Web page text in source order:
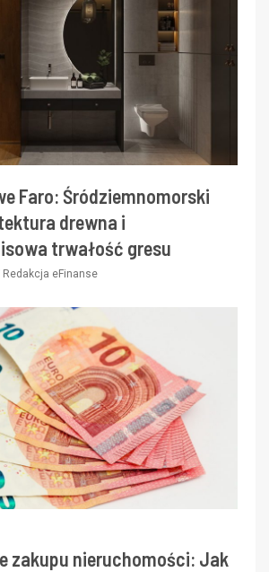
Faro: Śródziemnomorski
drewna i
trwałość gresu
Redakcja eFinanse
zakupu nieruchomości: Jak